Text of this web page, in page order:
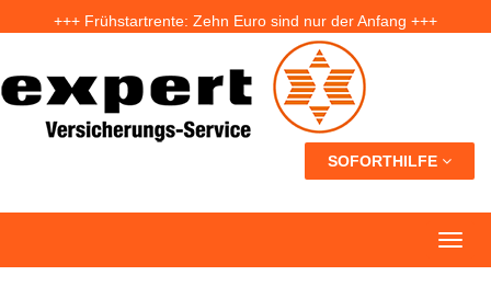
+++ Frühstartrente: Zehn Euro sind nur der Anfang +++
SOFORTHILFE